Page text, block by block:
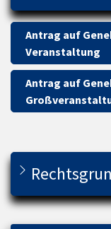
Antrag auf
Veranstaltung
Antrag auf